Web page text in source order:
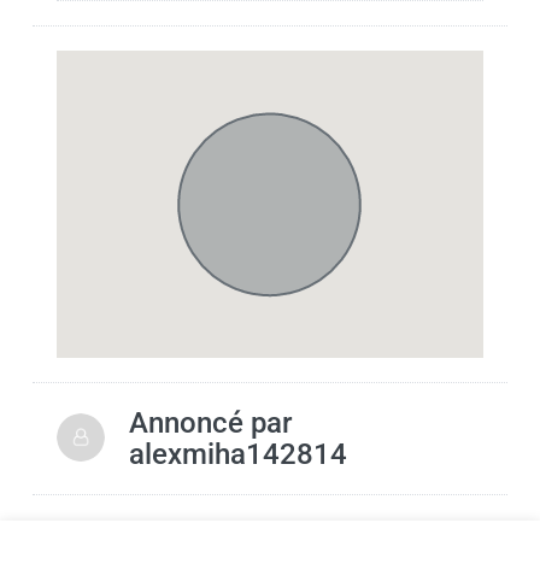
Annoncé par
alexmiha142814